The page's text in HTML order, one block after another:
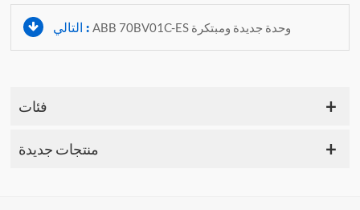
التالي : ABB 70BV01C-ES وحدة جديدة ومبتكرة
فئات
منتجات جديدة